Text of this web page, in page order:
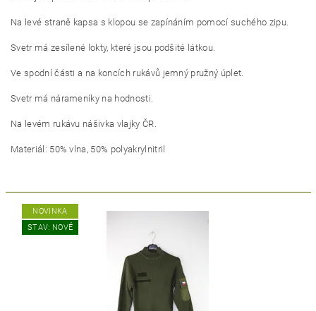
Na levé straně kapsa s klopou se zapínáním pomocí suchého zipu.
Svetr má zesílené lokty, které jsou podšité látkou.
Ve spodní části a na koncích rukávů jemný pružný úplet.
Svetr má nárameníky na hodnosti.
Na levém rukávu nášivka vlajky ČR.
Materiál: 50% vlna, 50% polyakrylnitril
NOVINKA
STAV: NOVÉ